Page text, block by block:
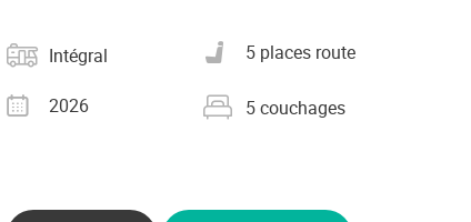
Catégorie
Intégral
Nombre de places carte
grise
5 places route
Année2026 Nombre de couchages
5 couchages